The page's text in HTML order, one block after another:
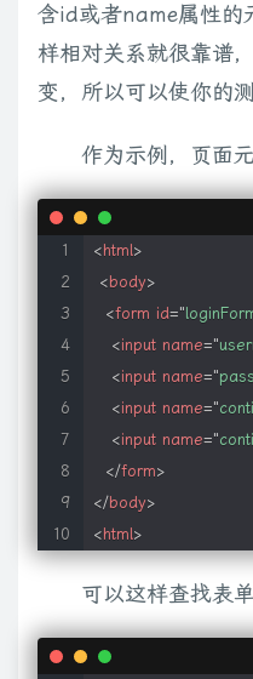
含id或者name属性的
样相对关系就很靠谱
变，所以可以使你的
作为示例，页面
<html>
<body>
<form id="
<input name="
<input name="
<input name="
<input name="
</form>
</body>
<html>
可以这样查找表